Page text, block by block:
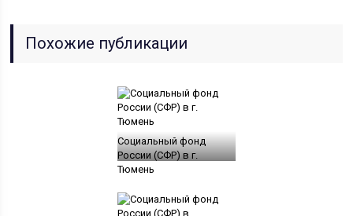
Похожие публикации
Социальный фонд
России (СФР) в г.
Тюмень